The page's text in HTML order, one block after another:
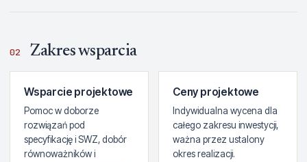
02 Zakres wsparcia
Wsparcie projektowe
Pomoc w doborze
rozwiązań pod
specyfikację i SWZ, dobór
równoważników i
Ceny projektowe
Indywidualna wycena dla
całego zakresu inwestycji,
ważna przez ustalony
okres realizacji.